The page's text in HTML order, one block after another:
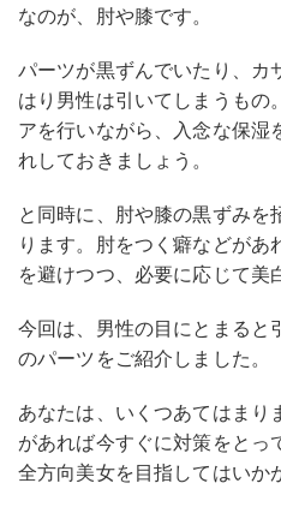
なのが、肘や膝です。
パーツが黒ずんでいたり、カ
はり男性は引いてしまうもの
アを行いながら、入念な保湿
れしておきましょう。
と同時に、肘や膝の黒ずみを
ります。肘をつく癖などがあ
を避けつつ、必要に応じて美
今回は、男性の目にとまると
のパーツをご紹介しました。
あなたは、いくつあてはまり
があれば今すぐに対策をとっ
全方向美女を目指してはいか